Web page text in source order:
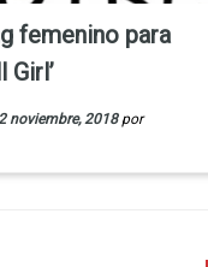
femenino para
Girl’
noviembre, 2018 por